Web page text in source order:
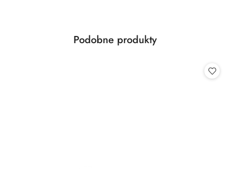
Pomiń karuzelę produktów
Produkty
Podobne produkty